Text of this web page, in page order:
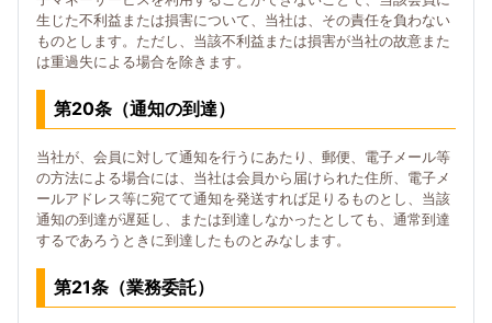
生じた不利益または損害について、当社は、その責任を負わない
ものとします。ただし、当該不利益または損害が当社の故意また
は重過失による場合を除きます。
第20条（通知の到達）
当社が、会員に対して通知を行うにあたり、郵便、電子メール等
の方法による場合には、当社は会員から届けられた住所、電子メ
ールアドレス等に宛てて通知を発送すれば足りるものとし、当該
通知の到達が遅延し、または到達しなかったとしても、通常到達
するであろうときに到達したものとみなします。
第21条（業務委託）